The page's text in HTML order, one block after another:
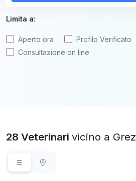
Limita a:
Aperto ora
Profilo Verificato
Consultazione on line
28 Veterinari vicino a